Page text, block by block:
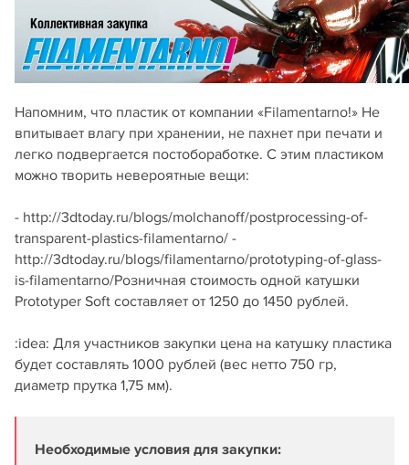
Напомним, что пластик от компании «Filamentarno!» Не
впитывает влагу при хранении, не пахнет при печати и
легко подвергается постобоработке. С этим пластиком
можно творить невероятные вещи:
- http://3dtoday.ru/blogs/molchanoff/postprocessing-of-
transparent-plastics-filamentarno/ -
http://3dtoday.ru/blogs/filamentarno/prototyping-of-glass-
is-filamentarno/Розничная стоимость одной катушки
Prototyper Soft составляет от 1250 до 1450 рублей.
:idea: Для участников закупки цена на катушку пластика
будет составлять 1000 рублей (вес нетто 750 гр,
диаметр прутка 1,75 мм).
Необходимые условия для закупки: